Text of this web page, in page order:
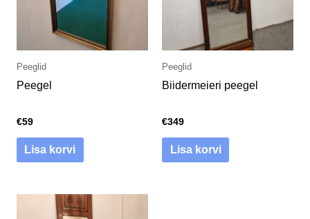
Peeglid
Peegel
€59
Lisa korvi
Peeglid
Biidermeieri peegel
€349
Lisa korvi